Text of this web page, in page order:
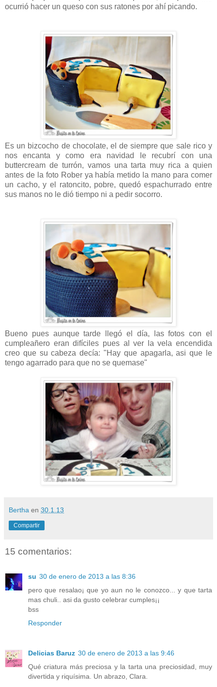
ocurrió hacer un queso con sus ratones por ahí picando.
Es un bizcocho de chocolate, el de siempre que sale rico y
nos encanta y como era navidad le recubrí con una
buttercream de turrón, vamos una tarta muy rica a quien
antes de la foto Rober ya había metido la mano para comer
un cacho, y el ratoncito, pobre, quedó espachurrado entre
sus manos no le dió tiempo ni a pedir socorro.
Bueno pues aunque tarde llegó el día, las fotos con el
cumpleañero eran difíciles pues al ver la vela encendida
creo que su cabeza decía: "Hay que apagarla, asi que le
tengo agarrado para que no se quemase"
Bertha en 30.1.13
Compartir
15 comentarios:
su 30 de enero de 2013 a las 8:36
pero que resalao¡ que yo aun no le conozco... y que tarta
mas chuli.. asi da gusto celebrar cumples¡¡
bss
Responder
Delicias Baruz 30 de enero de 2013 a las 9:46
Qué criatura más preciosa y la tarta una preciosidad, muy
divertida y riquísima. Un abrazo, Clara.